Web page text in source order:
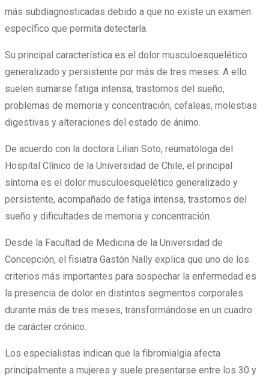
más subdiagnosticadas debido a que no existe un examen
específico que permita detectarla.
Su principal característica es el dolor musculoesquelético
generalizado y persistente por más de tres meses. A ello
suelen sumarse fatiga intensa, trastornos del sueño,
problemas de memoria y concentración, cefaleas, molestias
digestivas y alteraciones del estado de ánimo.
De acuerdo con la doctora Lilian Soto, reumatóloga del
Hospital Clínico de la Universidad de Chile, el principal
síntoma es el dolor musculoesquelético generalizado y
persistente, acompañado de fatiga intensa, trastornos del
sueño y dificultades de memoria y concentración.
Desde la Facultad de Medicina de la Universidad de
Concepción, el fisiatra Gastón Nally explica que uno de los
criterios más importantes para sospechar la enfermedad es
la presencia de dolor en distintos segmentos corporales
durante más de tres meses, transformándose en un cuadro
de carácter crónico.
Los especialistas indican que la fibromialgia afecta
principalmente a mujeres y suele presentarse entre los 30 y